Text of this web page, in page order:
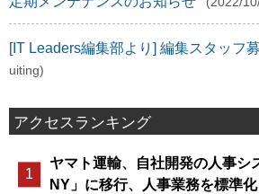
[IT Leaders編集部より] 編集スタッフ
uiting)
アクセスランキング
ヤマト運輸、自社開発の人事シ
NY」に移行、人事業務を標準